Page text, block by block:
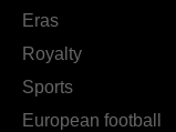
Eras
Royalty
Sports
European football